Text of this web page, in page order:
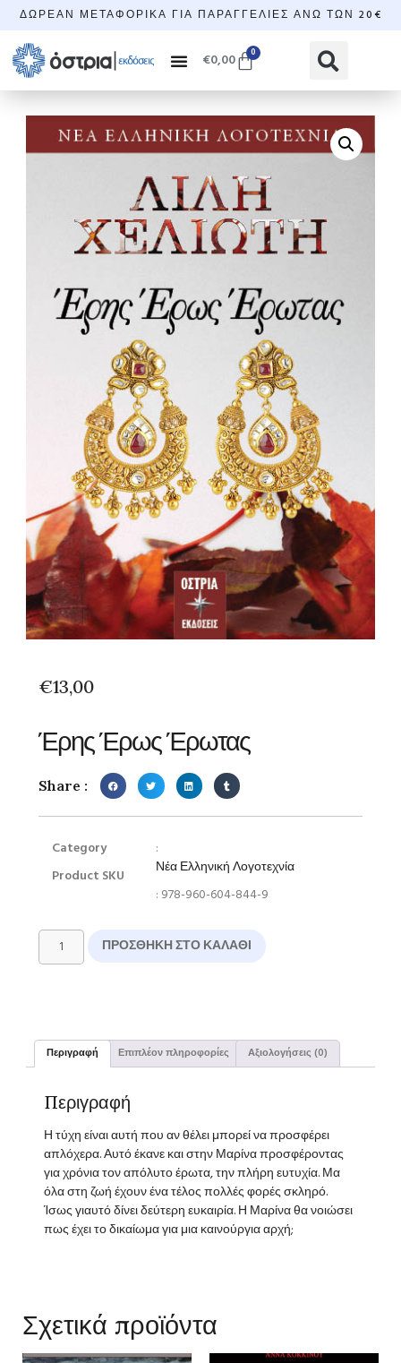
ΔΩΡΕΆΝ ΜΕΤΑΦΟΡΙΚΆ ΓΙΑ ΠΑΡΑΓΓΕΛΊΕΣ ΆΝΩ ΤΩΝ 20€
€0,00 0
€13,00
Έρης Έρως Έρωτας
Share :
Category
Product SKU
:
Νέα Ελληνική Λογοτεχνία
: 978-960-604-844-9
ΠΡΟΣΘΉΚΗ ΣΤΟ ΚΑΛΆΘΙ
Περιγραφή Επιπλέον πληροφορίες Αξιολογήσεις (0)
Περιγραφή
Η τύχη είναι αυτή που αν θέλει μπορεί να προσφέρει
απλόχερα. Αυτό έκανε και στην Μαρίνα προσφέροντας
για χρόνια τον απόλυτο έρωτα, την πλήρη ευτυχία. Μα
όλα στη ζωή έχουν ένα τέλος πολλές φορές σκληρό.
Ίσως γιαυτό δίνει δεύτερη ευκαιρία. Η Μαρίνα θα νοιώσει
πως έχει το δικαίωμα για μια καινούργια αρχή;
Σχετικά προϊόντα